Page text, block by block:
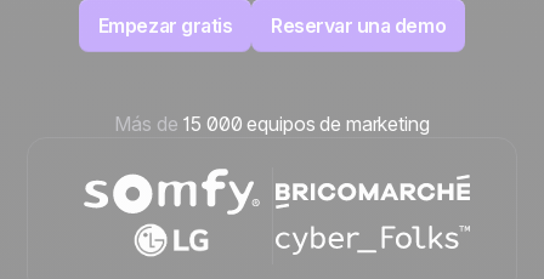
Empezar gratis
Reservar una demo
Más de 15 000 equipos de marketing